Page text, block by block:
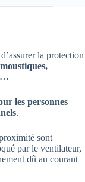
la protection
moustiques,
les personnes
.
sont
par le ventilateur,
dû au courant